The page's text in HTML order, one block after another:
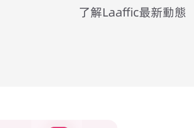
了解Laaffic最新動態